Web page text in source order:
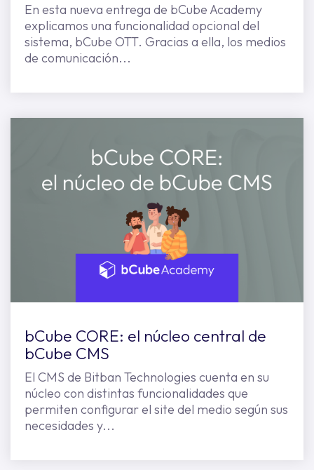
En esta nueva entrega de bCube Academy
explicamos una funcionalidad opcional del
sistema, bCube OTT. Gracias a ella, los medios
de comunicación...
bCube CORE: el núcleo central de
bCube CMS
El CMS de Bitban Technologies cuenta en su
núcleo con distintas funcionalidades que
permiten configurar el site del medio según sus
necesidades y...